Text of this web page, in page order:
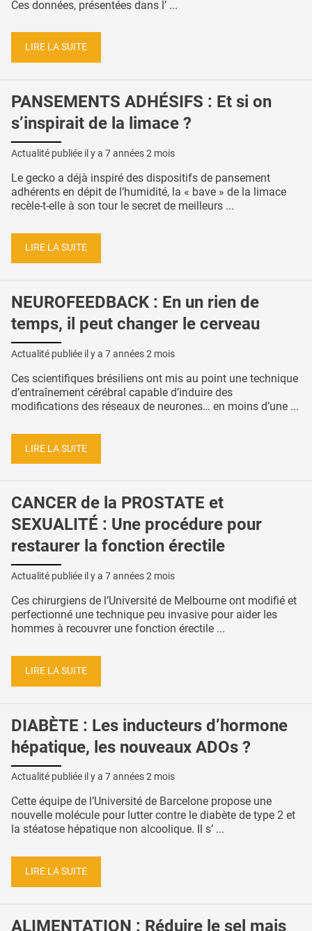
Ces données, présentées dans l’ ...
LIRE LA SUITE
PANSEMENTS ADHÉSIFS : Et si on
s’inspirait de la limace ?
Actualité publiée il y a 7 années 2 mois
Le gecko a déjà inspiré des dispositifs de pansement
adhérents en dépit de l’humidité, la « bave » de la limace
recèle-t-elle à son tour le secret de meilleurs ...
LIRE LA SUITE
NEUROFEEDBACK : En un rien de
temps, il peut changer le cerveau
Actualité publiée il y a 7 années 2 mois
Ces scientifiques brésiliens ont mis au point une technique
d’entraînement cérébral capable d’induire des
modifications des réseaux de neurones… en moins d’une ...
LIRE LA SUITE
CANCER de la PROSTATE et
SEXUALITÉ : Une procédure pour
restaurer la fonction érectile
Actualité publiée il y a 7 années 2 mois
Ces chirurgiens de l’Université de Melbourne ont modifié et
perfectionné une technique peu invasive pour aider les
hommes à recouvrer une fonction érectile ...
LIRE LA SUITE
DIABÈTE : Les inducteurs d’hormone
hépatique, les nouveaux ADOs ?
Actualité publiée il y a 7 années 2 mois
Cette équipe de l’Université de Barcelone propose une
nouvelle molécule pour lutter contre le diabète de type 2 et
la stéatose hépatique non alcoolique. Il s’ ...
LIRE LA SUITE
ALIMENTATION : Réduire le sel mais